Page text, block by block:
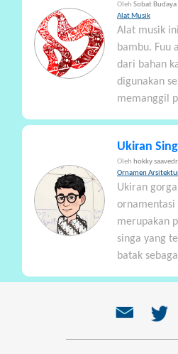
Oleh Sobat Budaya
Alat Musik
Alat musik
bambu. Fuu
dari bahan
digunakan
memanggil
Ukiran
Oleh hokky
Ornamen
Ukiran
ornamentasi
merupakan
singa yang
batak